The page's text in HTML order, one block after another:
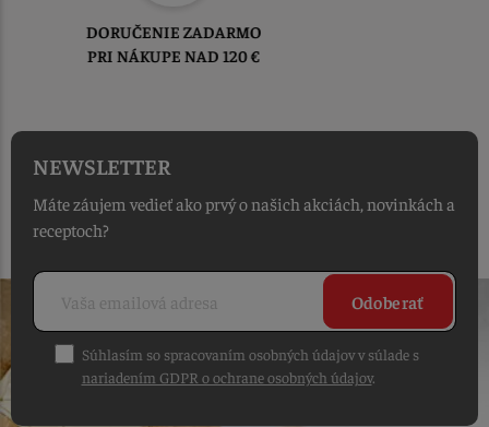
TOVAR ODOSIELAME
DO 1-2 PRACOVNÝCH DNÍ
NEWSLETTER
Máte záujem vedieť ako prvý o našich akciách, novinkách a
receptoch?
Odoberať
Súhlasím so spracovaním osobných údajov v súlade s
nariadením GDPR o ochrane osobných údajov.